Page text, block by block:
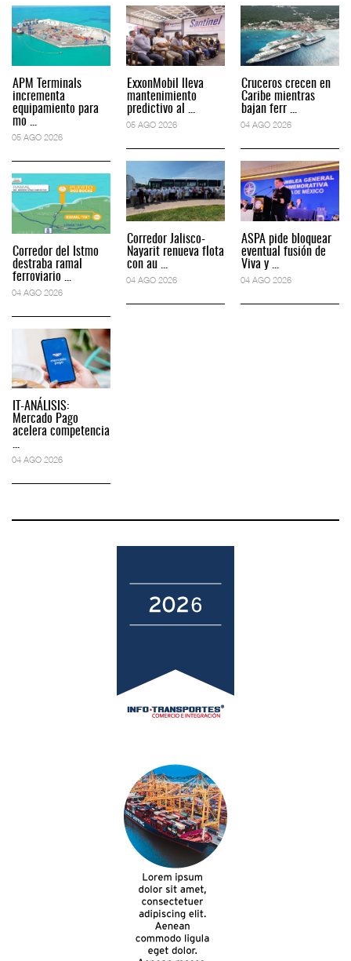
APM Terminals
incrementa
equipamiento para
mo ...
05 AGO 2026
Corredor del Istmo
destraba ramal
ferroviario ...
04 AGO 2026
IT-ANÁLISIS:
Mercado Pago
acelera competencia
...
04 AGO 2026
ExxonMobil lleva
mantenimiento
predictivo al ...
05 AGO 2026
Corredor Jalisco-
Nayarit renueva flota
con au ...
04 AGO 2026
Cruceros crecen en
Caribe mientras
bajan ferr ...
04 AGO 2026
ASPA pide bloquear
eventual fusión de
Viva y ...
04 AGO 2026